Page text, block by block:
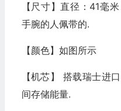
【尺寸】直径：41毫
手腕的人佩带的.
【颜色】如图所示
【机芯】 搭载瑞士进
间存储能量.